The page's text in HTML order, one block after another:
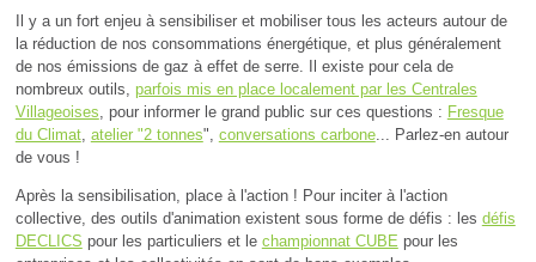
Il y a un fort enjeu à sensibiliser et mobiliser tous les acteurs autour de
la réduction de nos consommations énergétique, et plus généralement
de nos émissions de gaz à effet de serre. Il existe pour cela de
nombreux outils, parfois mis en place localement par les Centrales
Villageoises , pour informer le grand public sur ces questions : Fresque
du Climat, atelier "2 tonnes", conversations carbone... Parlez-en autour
de vous !
Après la sensibilisation, place à l'action ! Pour inciter à l'action
collective, des outils d'animation existent sous forme de défis : les défis
DECLICS pour les particuliers et le championnat CUBE pour les